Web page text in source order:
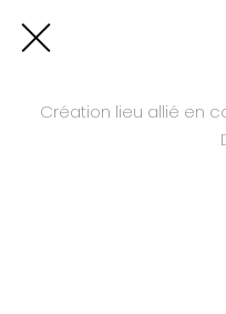
Création lieu allié en